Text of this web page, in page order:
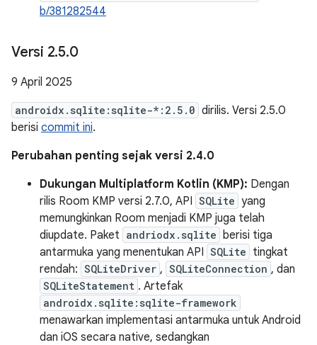
b/381282544
Versi 2.5.0
9 April 2025
androidx.sqlite:sqlite-*:2.5.0 dirilis. Versi 2.5.0
berisi commit ini.
Perubahan penting sejak versi 2.4.0
Dukungan Multiplatform Kotlin (KMP): Dengan
rilis Room KMP versi 2.7.0, API SQLite yang
memungkinkan Room menjadi KMP juga telah
diupdate. Paket andriodx.sqlite berisi tiga
antarmuka yang menentukan API SQLite tingkat
rendah: SQLiteDriver , SQLiteConnection , dan
SQLiteStatement . Artefak
androidx.sqlite:sqlite-framework
menawarkan implementasi antarmuka untuk Android
dan iOS secara native, sedangkan